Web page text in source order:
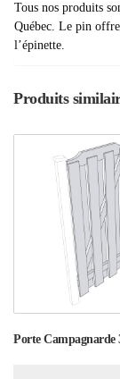
Tous nos produits
Québec. Le pin
l’épinette.
Produits
Porte Campagnarde